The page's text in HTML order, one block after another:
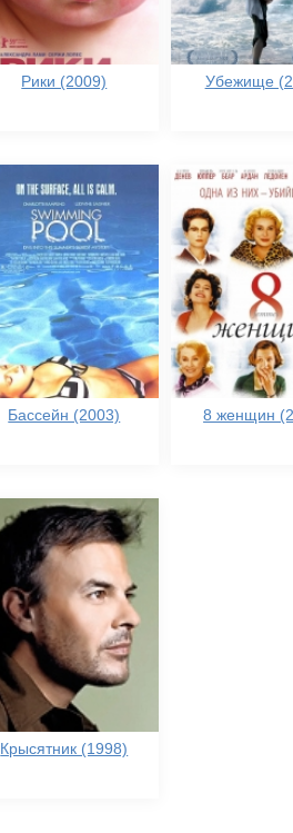
Рики (2009) Убежище
Бассейн (2003) 8 женщин
Крысятник (1998)